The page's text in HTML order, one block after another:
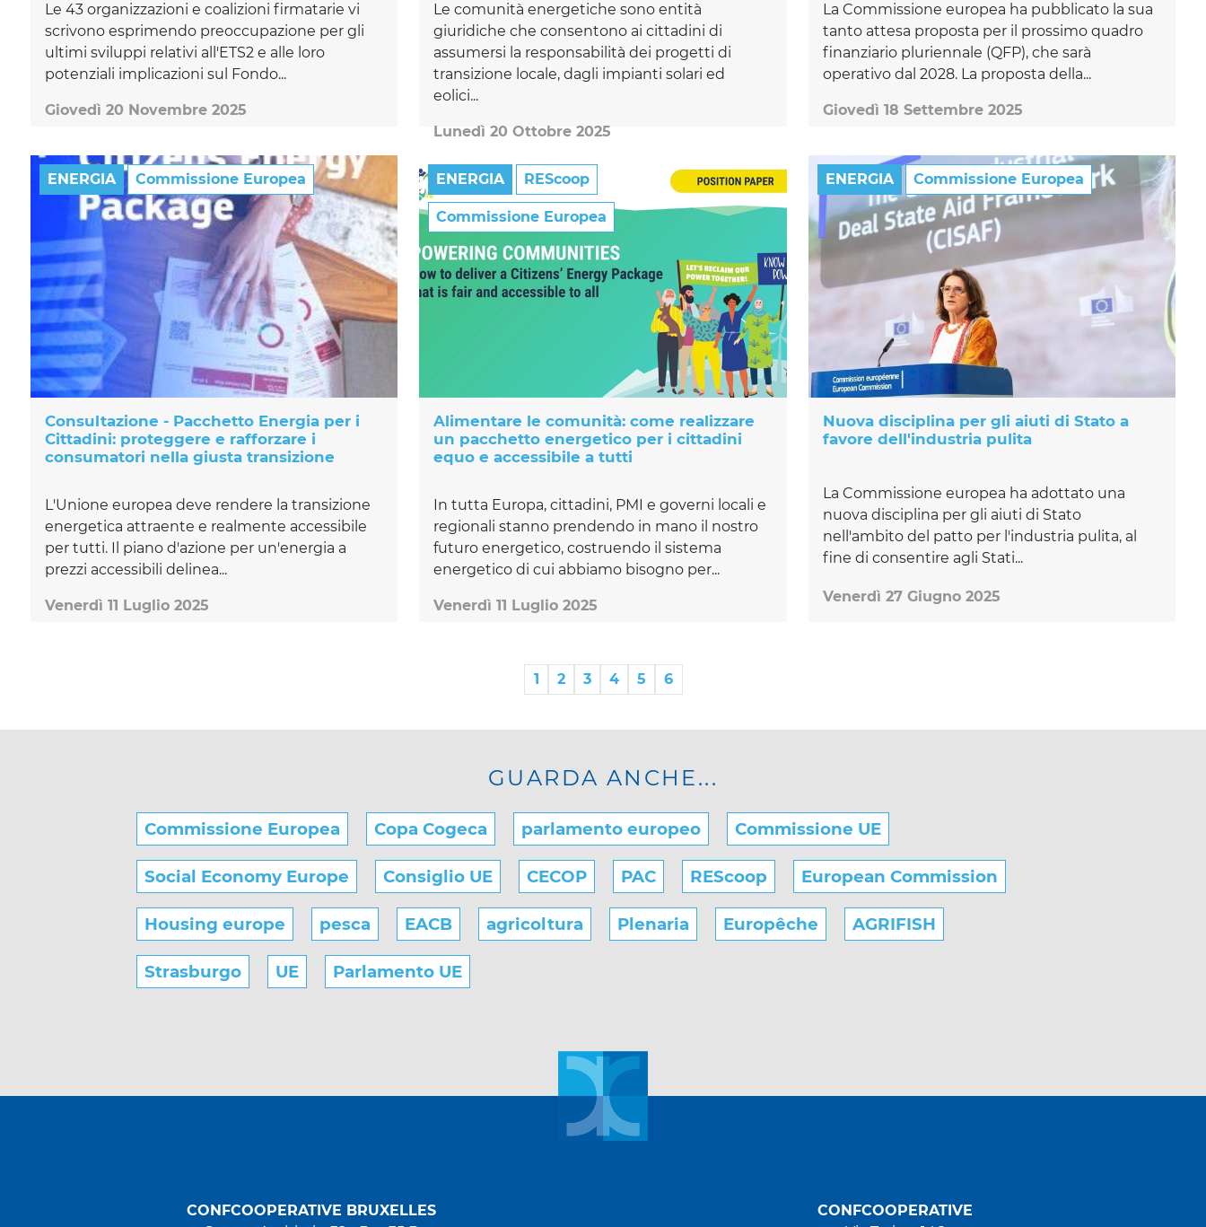
Le 43 organizzazioni e coalizioni firmatarie vi
scrivono esprimendo preoccupazione per gli
ultimi sviluppi relativi all'ETS2 e alle loro
potenziali implicazioni sul Fondo...
Giovedì 20 Novembre 2025
Le comunità energetiche sono entità
giuridiche che consentono ai cittadini di
assumersi la responsabilità dei progetti di
transizione locale, dagli impianti solari ed
eolici...
Lunedì 20 Ottobre 2025
La Commissione europea ha pubblicato la sua
tanto attesa proposta per il prossimo quadro
finanziario pluriennale (QFP), che sarà
operativo dal 2028. La proposta della...
Giovedì 18 Settembre 2025
ENERGIA Commissione Europea
Consultazione - Pacchetto Energia per i
Cittadini: proteggere e rafforzare i
consumatori nella giusta transizione
L'Unione europea deve rendere la transizione
energetica attraente e realmente accessibile
per tutti. Il piano d'azione per un'energia a
prezzi accessibili delinea...
Venerdì 11 Luglio 2025
ENERGIA REScoop
Commissione Europea
Alimentare le comunità: come realizzare
un pacchetto energetico per i cittadini
equo e accessibile a tutti
In tutta Europa, cittadini, PMI e governi locali e
regionali stanno prendendo in mano il nostro
futuro energetico, costruendo il sistema
energetico di cui abbiamo bisogno per...
Venerdì 11 Luglio 2025
ENERGIA Commissione Europea
Nuova disciplina per gli aiuti di Stato a
favore dell'industria pulita
La Commissione europea ha adottato una
nuova disciplina per gli aiuti di Stato
nell'ambito del patto per l'industria pulita, al
fine di consentire agli Stati...
Venerdì 27 Giugno 2025
1 2 3 4 5 6
GUARDA ANCHE...
Commissione Europea Copa Cogeca parlamento europeo Commissione UE
Social Economy Europe Consiglio UE CECOP PAC REScoop European Commission
Housing europe pesca EACB agricoltura Plenaria Europêche AGRIFISH
Strasburgo UE Parlamento UE
CONFCOOPERATIVE BRUXELLES
CONFCOOPERATIVE